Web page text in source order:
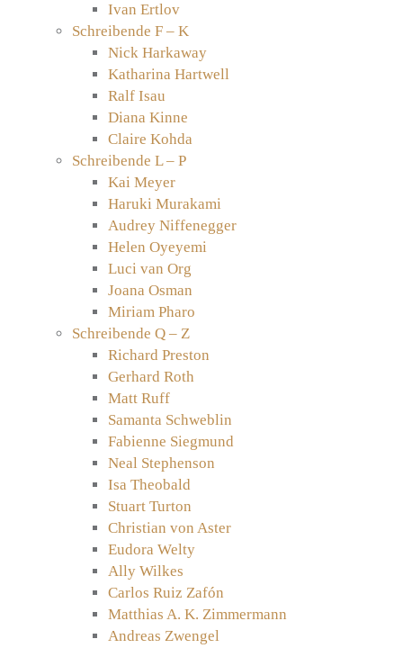
Ivan Ertlov
Schreibende F – K
Nick Harkaway
Katharina Hartwell
Ralf Isau
Diana Kinne
Claire Kohda
Schreibende L – P
Kai Meyer
Haruki Murakami
Audrey Niffenegger
Helen Oyeyemi
Luci van Org
Joana Osman
Miriam Pharo
Schreibende Q – Z
Richard Preston
Gerhard Roth
Matt Ruff
Samanta Schweblin
Fabienne Siegmund
Neal Stephenson
Isa Theobald
Stuart Turton
Christian von Aster
Eudora Welty
Ally Wilkes
Carlos Ruiz Zafón
Matthias A. K. Zimmermann
Andreas Zwengel